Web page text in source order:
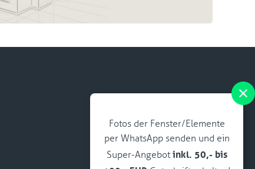
Fotos der Fenster/Elemente
per WhatsApp senden und ein
Super-Angebot inkl. 50,- bis